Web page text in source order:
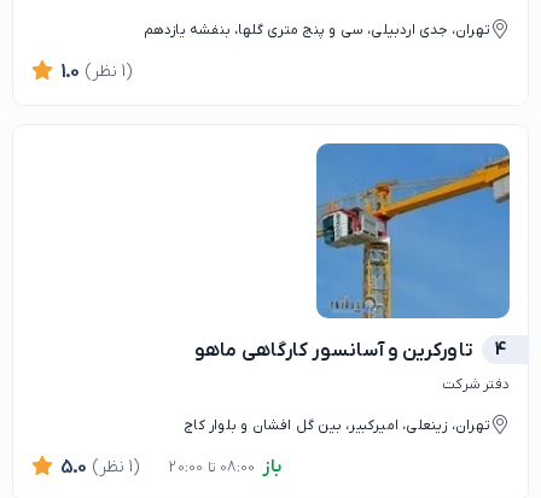
تهران، جدی اردبیلی، سی و پنج متری گلها، بنفشه یازدهم
1.0 (1 نظر)
4 تاورکرین و آسانسور کارگاهی ماهو
دفتر شرکت
تهران، زینعلی، امیرکبیر، بین گل افشان و بلوار کاج
باز 5.0 (1 نظر)